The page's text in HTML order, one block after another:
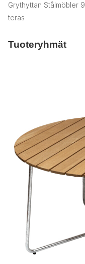
Grythyttan Stålmöbler
teräs
Tuoteryhmät